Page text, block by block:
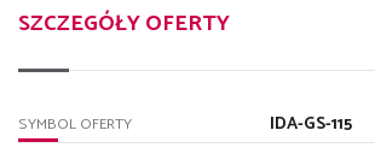
SZCZEGÓŁY OFERTY
SYMBOL OFERTY IDA-GS-115